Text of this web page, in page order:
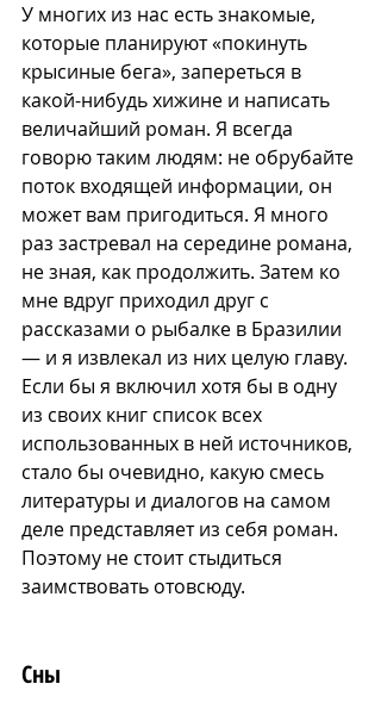
У многих из нас есть знакомые,
которые планируют «покинуть
крысиные бега», запереться в
какой-нибудь хижине и написать
величайший роман. Я всегда
говорю таким людям: не обрубайте
поток входящей информации, он
может вам пригодиться. Я много
раз застревал на середине романа,
не зная, как продолжить. Затем ко
мне вдруг приходил друг с
рассказами о рыбалке в Бразилии
— и я извлекал из них целую главу.
Если бы я включил хотя бы в одну
из своих книг список всех
использованных в ней источников,
стало бы очевидно, какую смесь
литературы и диалогов на самом
деле представляет из себя роман.
Поэтому не стоит стыдиться
заимствовать отовсюду.
Сны